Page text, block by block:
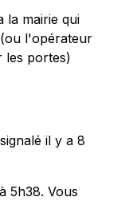
la mairie qui
l'opérateur
les portes)
il y a 8
5h38. Vous